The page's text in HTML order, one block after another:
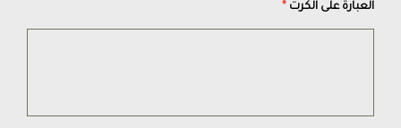
العبارة على الكرت *